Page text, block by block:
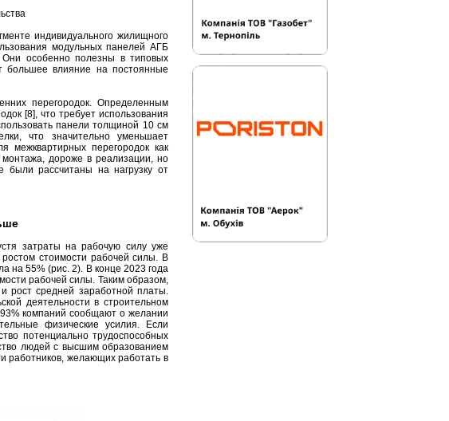
индивидуального жилищного
модульных панелей АГБ
особенно полезны в типовых
большее влияние на постоянные
перегородок. Определенным
[8], что требует использования
панели толщиной 10 см
что значительно уменьшает
межквартирных перегородок как
дороже в реализации, но
были рассчитаны на нагрузку от
затраты на рабочую силу уже
ростом стоимости рабочей силы. В
на 55% (рис. 2). В конце 2023 года
рабочей силы. Таким образом,
рост средней заработной платы.
деятельности в строительном
компаний сообщают о желании
физические усилия. Если
потенциально трудоспособных
людей с высшим образованием
работников, желающих работать в